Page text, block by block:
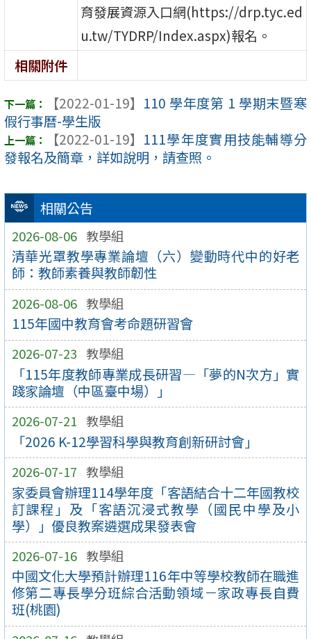
相關公告
2026-08-06 教學組
清華光罩教學專業論壇（六）變動時代中的好老
師：教師素養與教師韌性
2026-08-06 教學組
115年國中教育會考命題研習會
2026-07-23 教學組
「115年度教師專業成長研習—「夢的N次方」實
踐家論壇（中區臺中場）」
2026-07-21 教學組
「2026 K-12學習科學與教育創新研討會」
2026-07-17 教學組
家委員會辦理114學年度「客語結合十二年國教校
訂課程」及「客語沉浸式教學（國民中學及小
學）」優良教案遴選成果發表會
2026-07-16 教學組
中國文化大學預計辦理116年中等學校教師在職進
修第二專長學分班綜合活動領域－家政專長自費
班(桃園)
育發展資源入口網(https://drp.tyc.ed
u.tw/TYDRP/Index.aspx)報名。
相關附件
【2022-01-19】 110 學年度第 1 學期末暨寒
假行事曆-學生版
【2022-01-19】 111學年度實用技能輔導分
發報名及簡章，詳如說明，請查照。